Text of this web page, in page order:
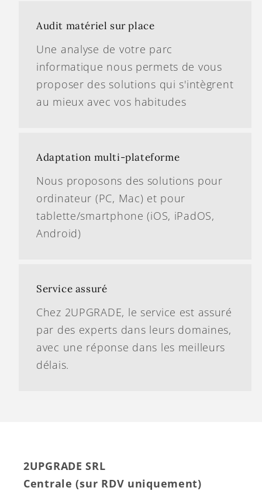
Audit matériel sur place
Une analyse de votre parc
informatique nous permets de vous
proposer des solutions qui s'intègrent
au mieux avec vos habitudes
Adaptation multi-plateforme
Nous proposons des solutions pour
ordinateur (PC, Mac) et pour
tablette/smartphone (iOS, iPadOS,
Android)
Service assuré
Chez 2UPGRADE, le service est assuré
par des experts dans leurs domaines,
avec une réponse dans les meilleurs
délais.
2UPGRADE SRL
Centrale (sur RDV uniquement)